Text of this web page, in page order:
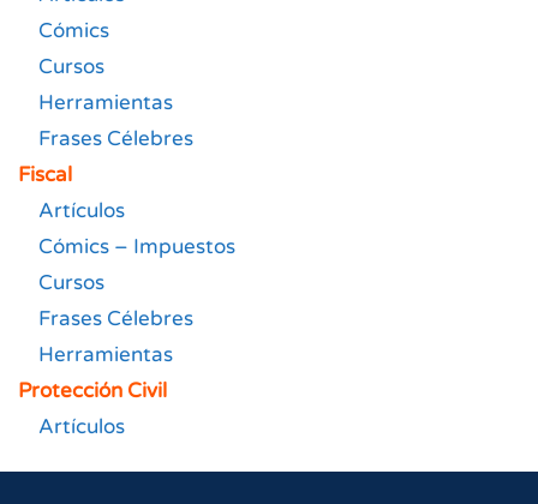
Cómics
Cursos
Herramientas
Frases Célebres
Fiscal
Artículos
Cómics – Impuestos
Cursos
Frases Célebres
Herramientas
Protección Civil
Artículos